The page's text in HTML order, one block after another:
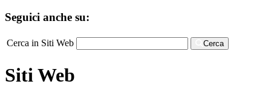
Seguici anche su:
Cerca in Siti Web Cerca
Siti Web